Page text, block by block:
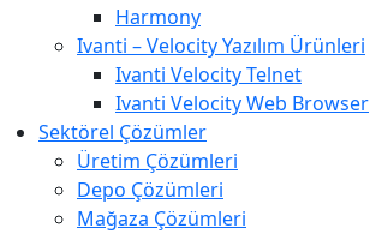
Harmony
Ivanti – Velocity Yazılım Ürünleri
Ivanti Velocity Telnet
Ivanti Velocity Web Browser
Sektörel Çözümler
Üretim Çözümleri
Depo Çözümleri
Mağaza Çözümleri